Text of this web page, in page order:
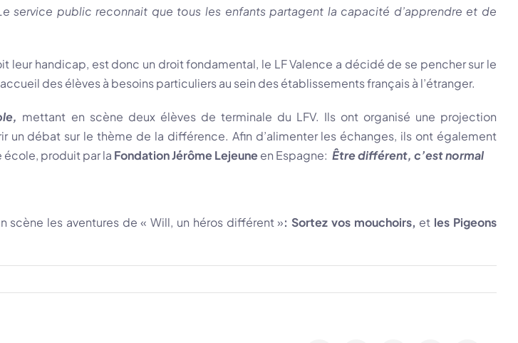
service public reconnait que tous les enfants partagent la capacité d’apprendre et de
leur handicap, est donc un droit fondamental, le LF Valence a décidé de se pencher sur le
des élèves à besoins particuliers au sein des établissements français à l’étranger.
, mettant en scène deux élèves de terminale du LFV. Ils ont organisé une projection
un débat sur le thème de la différence. Afin d’alimenter les échanges, ils ont également
école, produit par la Fondation Jérôme Lejeuneen Espagne: Être différent, c’est normal
scène les aventures de « Will, un héros différent »: Sortez vos mouchoirs, et les Pigeons